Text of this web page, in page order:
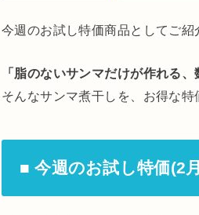
今週のお試し特価商品としてご紹
「脂のないサンマだけが作れる、
そんなサンマ煮干しを、お得な
■ 今週のお試し特価(2